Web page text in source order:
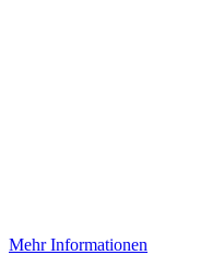
Mehr Informationen